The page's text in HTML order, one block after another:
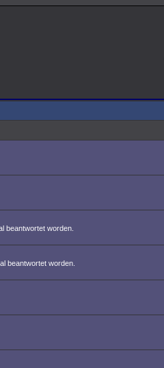
beantwortet worden.
beantwortet worden.